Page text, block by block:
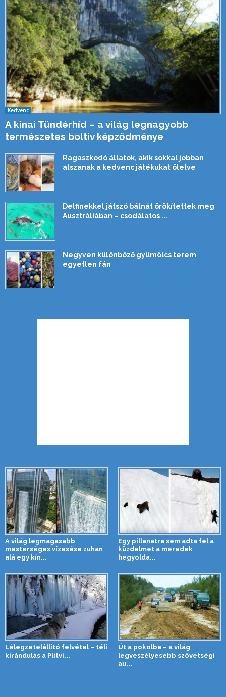
Kedvenc
A kínai Tündérhíd – a világ legnagyobb
természetes boltív képződménye
Ragaszkodó állatok, akik sokkal jobban
alszanak a kedvenc játékukat ölelve
Delfinekkel játszó bálnát örökítettek meg
Ausztráliában – csodálatos ...
Negyven különböző gyümölcs terem
egyetlen fán
A világ legmagasabb
mesterséges vízesése zuhan
alá egy kín...
Egy pillanatra sem adta fel a
küzdelmet a meredek
hegyolda...
Lélegzetelállító felvétel – téli
kirándulás a Plitvi...
Út a pokolba – a világ
legveszélyesebb szövetségi
au...